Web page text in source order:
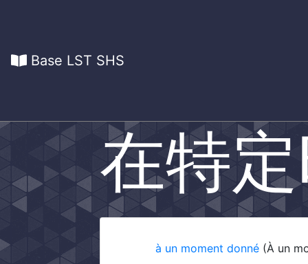
Base LST SHS
在特
à un moment donné (À un